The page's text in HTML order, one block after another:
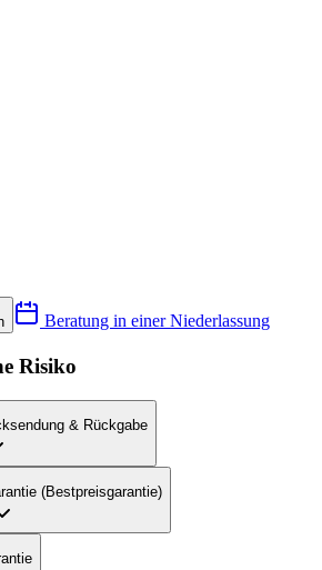
Beratung in einer Niederlassung
Risiko
& Rückgabe
(Bestpreisgarantie)